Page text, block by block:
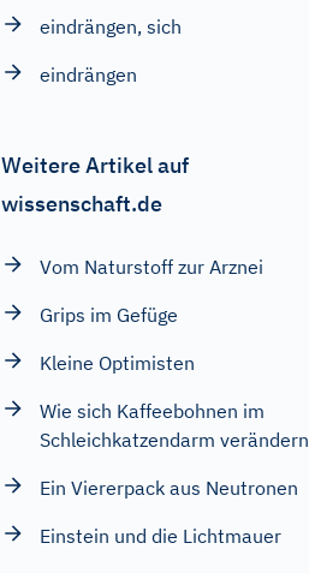
eindrängen, sich
eindrängen
Weitere Artikel auf
wissenschaft.de
Vom Naturstoff zur Arznei
Grips im Gefüge
Kleine Optimisten
Wie sich Kaffeebohnen im
Schleichkatzendarm verändern
Ein Viererpack aus Neutronen
Einstein und die Lichtmauer